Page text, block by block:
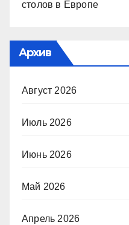
столов в Европе
Архив
Август 2026
Июль 2026
Июнь 2026
Май 2026
Апрель 2026